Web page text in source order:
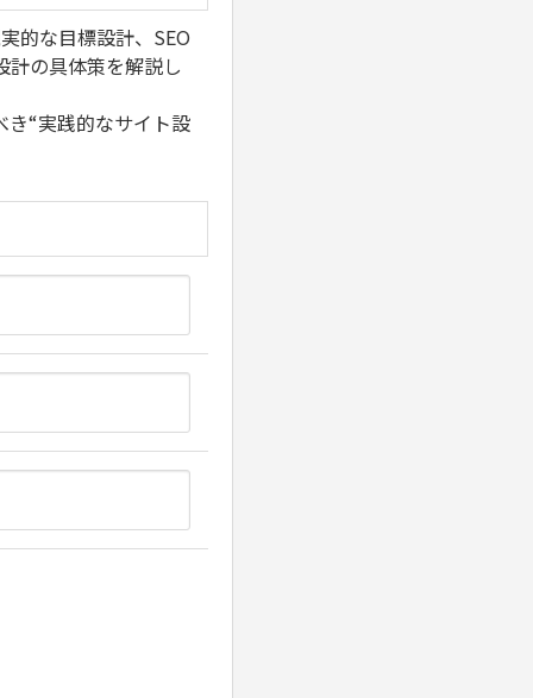
的な目標設計、SEO
計の具体策を解説し
き“実践的なサイト設